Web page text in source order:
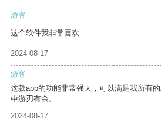
游客
这个软件我非常喜欢
2024-08-17
游客
这款app的功能非常强大，可以满足我所有
中游刃有余。
2024-08-17